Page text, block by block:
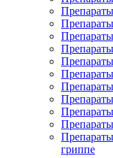
гриппе